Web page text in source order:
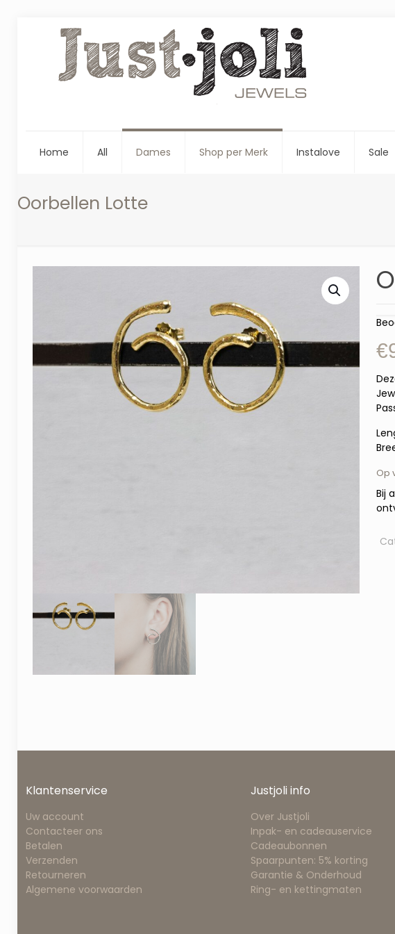
Home All Dames Shop per Merk Instalove Sale
Oorbellen Lotte
€
Op
Bij
Klantenservice
Uw account
Contacteer ons
Betalen
Verzenden
Retourneren
Algemene voorwaarden
Justjoli info
Over Justjoli
Inpak- en cadeauservice
Cadeaubonnen
Spaarpunten: 5% korting
Garantie & Onderhoud
Ring- en kettingmaten